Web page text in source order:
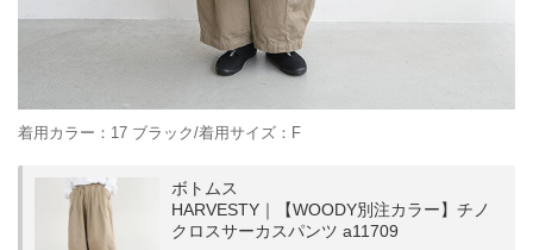
着用カラー：17 ブラック/着用サイズ：F
ボトムス
HARVESTY｜【WOODY別注カラー】チノ
クロスサーカスパンツ a11709